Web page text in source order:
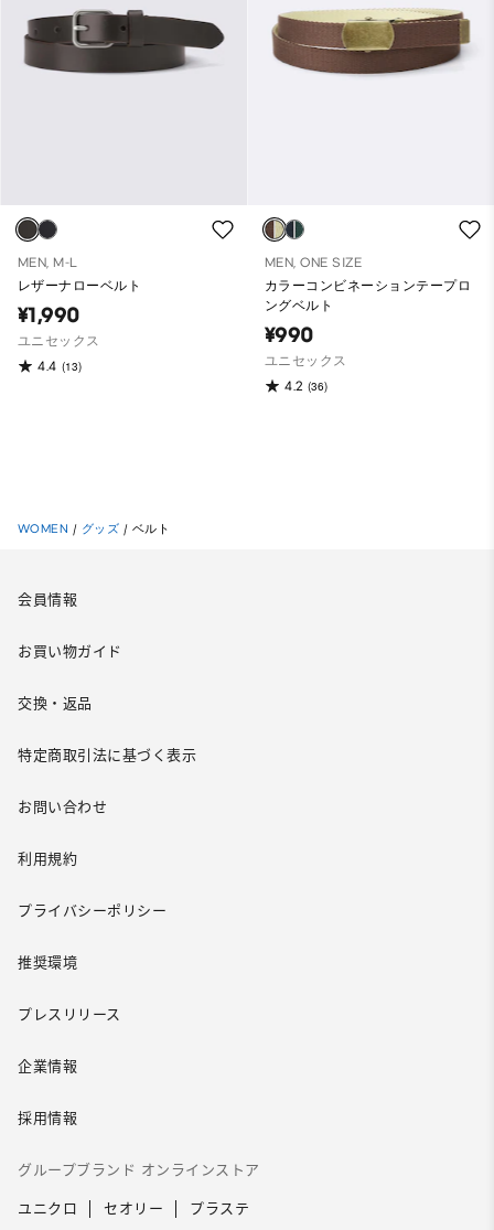
MEN, M-L
レザーナローベルト
¥1,990
ユニセックス
4.4 (13)
MEN, ONE SIZE
カラーコンビネーションテープロ
ングベルト
¥990
ユニセックス
4.2 (36)
WOMEN / グッズ / ベルト
会員情報
お買い物ガイド
交換・返品
特定商取引法に基づく表示
お問い合わせ
利用規約
プライバシーポリシー
推奨環境
プレスリリース
企業情報
採用情報
グループブランド オンラインストア
ユニクロ セオリー プラステ